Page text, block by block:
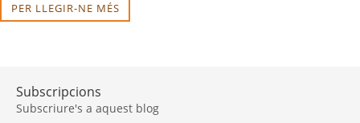
PER LLEGIR-NE MÉS
Subscripcions
Subscriure's a aquest blog